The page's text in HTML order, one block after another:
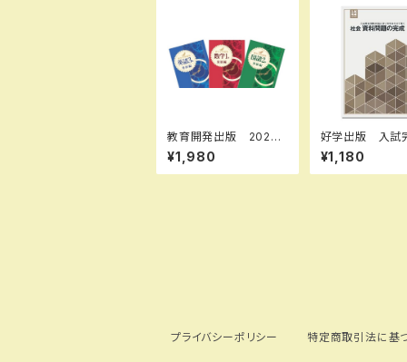
教育開発出版 2026
年度版 新中学問題
集 国語 中1～3 発
展編 各学年（選択くだ
¥1,980
好学出版 入試
リーズ 社会
題の完成
版 新品完全セ
¥1,180
プライバシーポリシー 特定商取引法に基